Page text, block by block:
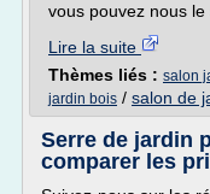
vous pouvez nous le
Lire la suite
Thèmes liés : salon
jardin bois / salon de
Serre de jardin
comparer les